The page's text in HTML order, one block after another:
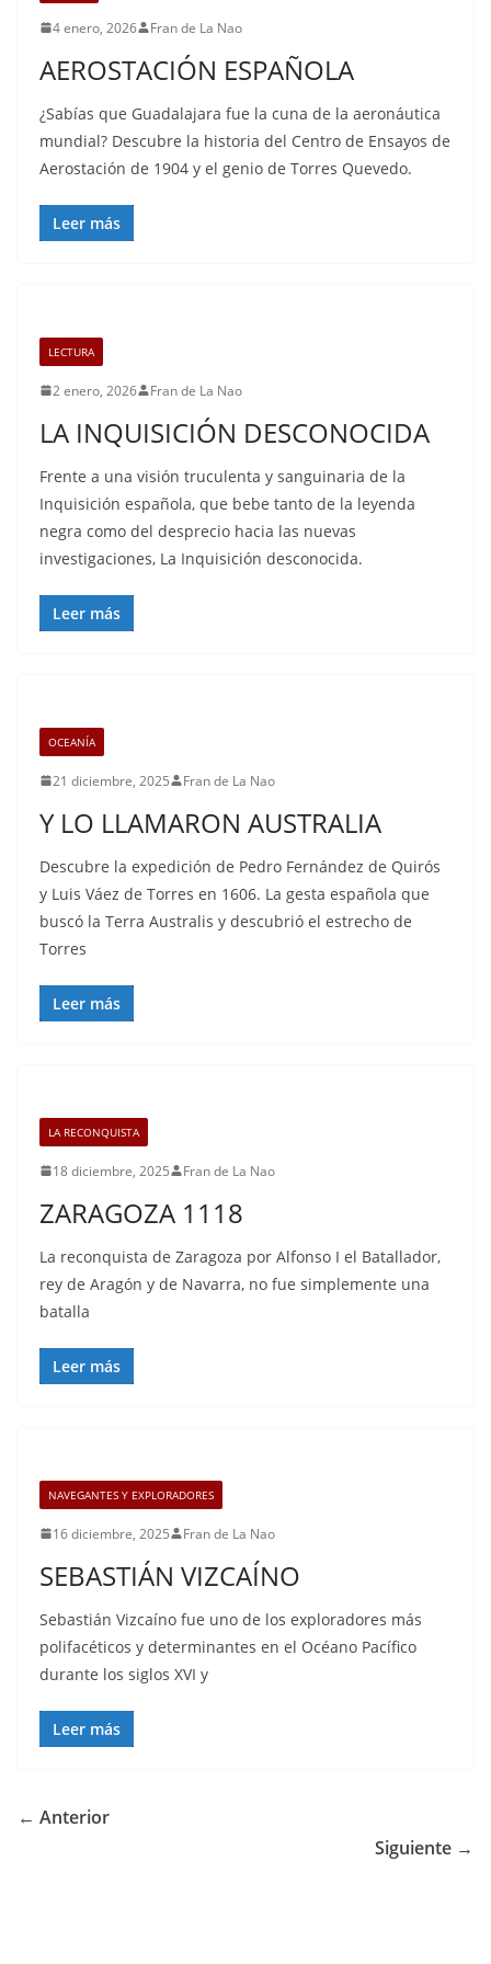
4 enero, 2026 Fran de La Nao
AEROSTACIÓN ESPAÑOLA
¿Sabías que Guadalajara fue la cuna de la aeronáutica
mundial? Descubre la historia del Centro de Ensayos de
Aerostación de 1904 y el genio de Torres Quevedo.
Leer más
LECTURA
2 enero, 2026 Fran de La Nao
LA INQUISICIÓN DESCONOCIDA
Frente a una visión truculenta y sanguinaria de la
Inquisición española, que bebe tanto de la leyenda
negra como del desprecio hacia las nuevas
investigaciones, La Inquisición desconocida.
Leer más
OCEANÍA
21 diciembre, 2025 Fran de La Nao
Y LO LLAMARON AUSTRALIA
Descubre la expedición de Pedro Fernández de Quirós
y Luis Váez de Torres en 1606. La gesta española que
buscó la Terra Australis y descubrió el estrecho de
Torres
Leer más
LA RECONQUISTA
18 diciembre, 2025 Fran de La Nao
ZARAGOZA 1118
La reconquista de Zaragoza por Alfonso I el Batallador,
rey de Aragón y de Navarra, no fue simplemente una
batalla
Leer más
NAVEGANTES Y EXPLORADORES
16 diciembre, 2025 Fran de La Nao
SEBASTIÁN VIZCAÍNO
Sebastián Vizcaíno fue uno de los exploradores más
polifacéticos y determinantes en el Océano Pacífico
durante los siglos XVI y
Leer más
← Anterior
Siguiente →